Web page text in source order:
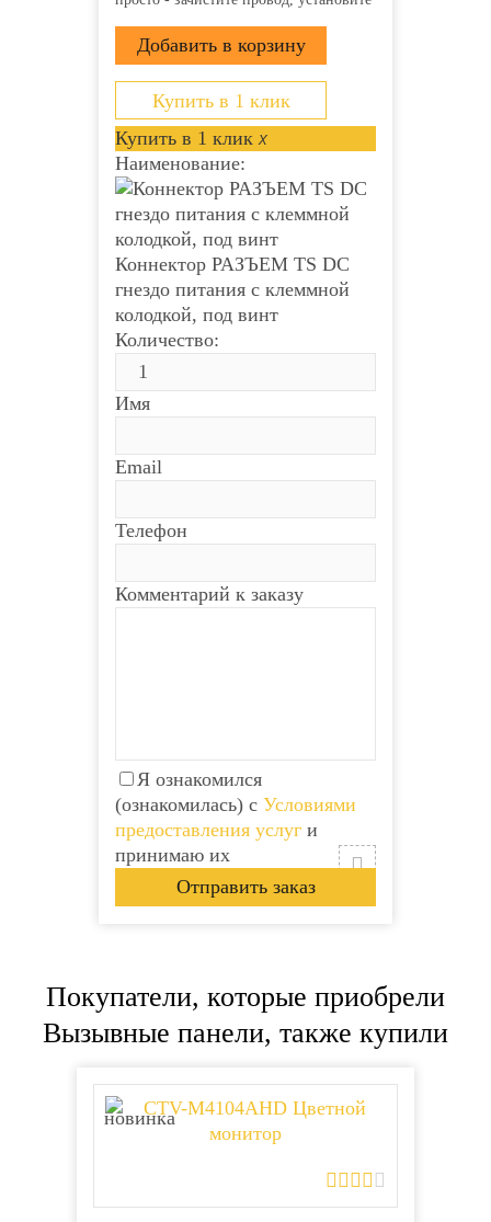
Клеммная колодка надёжно
зафиксирует проводник и обеспечит
прекрасный контакт. Монтаж
возможно осуществлять с...
Купить в 1 клик
Купить в 1 клик x
Наименование:
Коннектор РАЗЪЕМ TS DC
гнездо питания с клеммной
колодкой, под винт
Количество:
Имя
Email
Телефон
Комментарий к заказу
Я ознакомился
(ознакомилась) с Условиями
предоставления услуг и
принимаю их
Видеодомофон Tantos
SHERLOCK
Есть в наличии
Видеодомофон Tantos
SHERLOCK
Есть в наличии
Покупатели, которые приобрели
Вызывные панели, также купили
новинка